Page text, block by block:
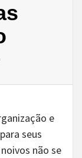
e
seus
não se